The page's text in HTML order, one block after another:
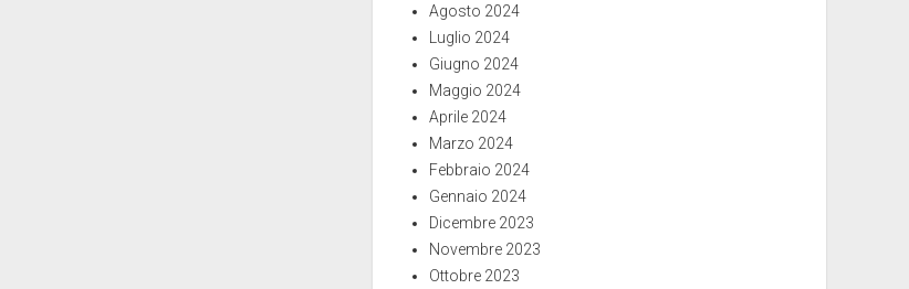
Agosto 2024
Luglio 2024
Giugno 2024
Maggio 2024
Aprile 2024
Marzo 2024
Febbraio 2024
Gennaio 2024
Dicembre 2023
Novembre 2023
Ottobre 2023